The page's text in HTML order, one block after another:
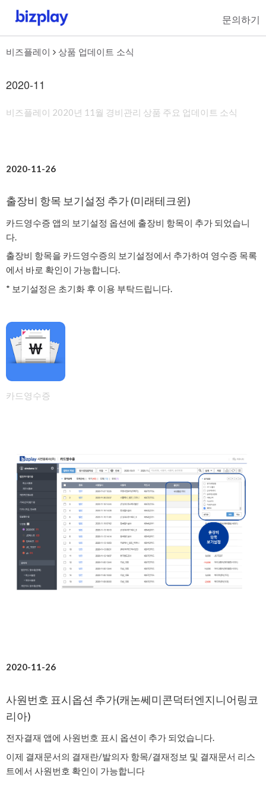
문의하기
비즈플레이 상품 업데이트 소식
2020-11
비즈플레이 2020년 11월 경비관리 상품 주요 업데이트 소식
2020-11-26
출장비 항목 보기설정 추가 (미래테크윈)
카드영수증 앱의 보기설정 옵션에 출장비 항목이 추가 되었습니
다.
출장비 항목을 카드영수증의 보기설정에서 추가하여 영수증 목록
에서 바로 확인이 가능합니다.
* 보기설정은 초기화 후 이용 부탁드립니다.
카드영수증
2020-11-26
사원번호 표시옵션 추가(캐논쎄미콘덕터엔지니어링코
리아)
전자결재 앱에 사원번호 표시 옵션이 추가 되었습니다.
이제 결재문서의 결재란/발의자 항목/결재정보 및 결재문서 리스
트에서 사원번호 확인이 가능합니다